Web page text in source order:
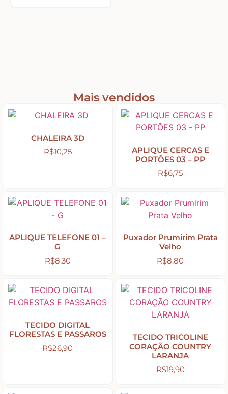
Abelhas – Mel
Abóboras
Caixas de MDF
Casinhas – Cercas – Portões – Luminárias –
Costura e Ateliê
Cozinha – Chá – Café
Mais vendidos
CHALEIRA 3D
R$10,25
APLIQUE CERCAS E
PORTÕES 03 – PP
R$6,75
APLIQUE TELEFONE 01 –
G
R$8,30
Puxador Prumirim Prata
Velho
R$8,80
TECIDO DIGITAL
FLORESTAS E PASSAROS
R$26,90
TECIDO TRICOLINE
CORAÇÃO COUNTRY
LARANJA
R$19,90